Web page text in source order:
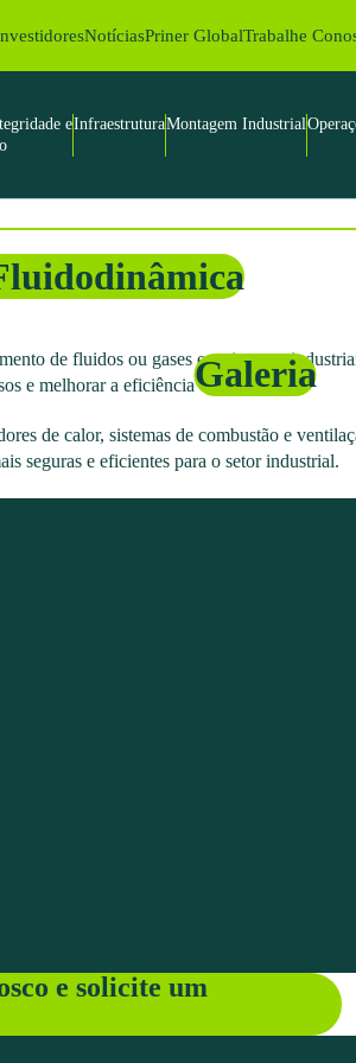
NotíciasPriner GlobalTrabalhe
eInfraestruturaMontagem Industrial
de fluidos ou gases em sistemas
e melhorar a eficiência operacional.
de calor, sistemas de combustão e
seguras e eficientes para o setor industrial.
Galeria
e solicite um